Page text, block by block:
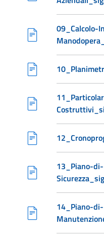
09_Calcolo-
13_Piano-di-
14_Piano-di-